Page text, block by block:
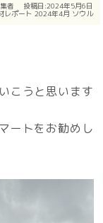
者 投稿日:2024年5月6日
レポート 2024年4月 ソウル
こうと思います
ートをお勧めし